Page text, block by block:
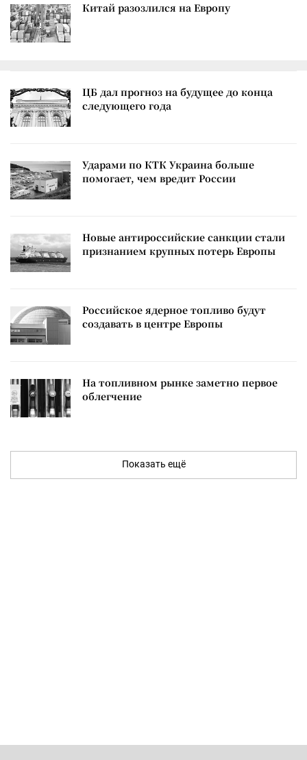
Китай разозлился на Европу
ЦБ дал прогноз на будущее до конца
следующего года
Ударами по КТК Украина больше
помогает, чем вредит России
Новые антироссийские санкции стали
признанием крупных потерь Европы
Российское ядерное топливо будут
создавать в центре Европы
На топливном рынке заметно первое
облегчение
Показать ещё